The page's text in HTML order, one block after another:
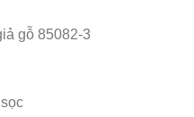
gỗ 85082-3